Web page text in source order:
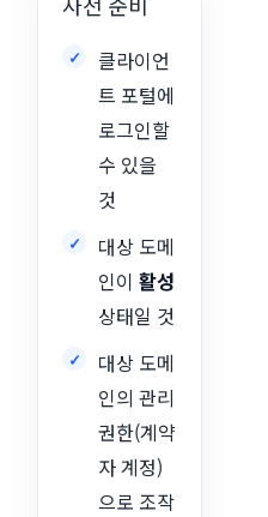
클라이언
트 포털에
로그인할
수 있을
것
대상 도메
인이활성
상태일 것
대상 도메
인의 관리
권한(계약
자 계정)
으로 조작